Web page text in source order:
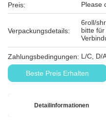
Preis: Please
Verpackungsdetails:
6roll/
bitte
Zahlungsbedingungen: L/C, D/
Beste Preis Erhalten
Detailinformationen